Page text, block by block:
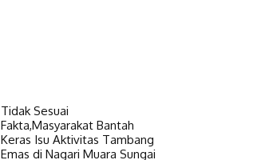
Tidak Sesuai
Fakta,Masyarakat Bantah
Keras Isu Aktivitas Tambang
Emas di Nagari Muara Sungai